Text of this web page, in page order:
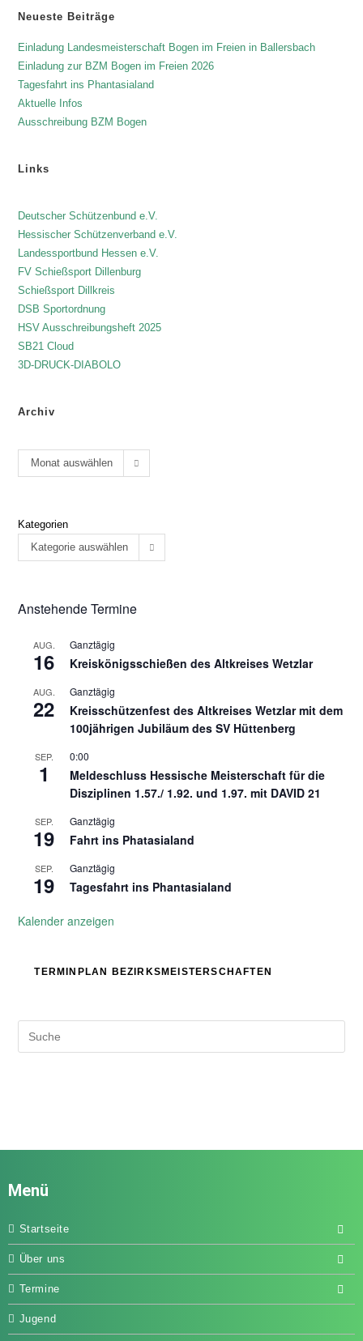
Neueste Beiträge
Einladung Landesmeisterschaft Bogen im Freien in Ballersbach
Einladung zur BZM Bogen im Freien 2026
Tagesfahrt ins Phantasialand
Aktuelle Infos
Ausschreibung BZM Bogen
Links
Deutscher Schützenbund e.V.
Hessischer Schützenverband e.V.
Landessportbund Hessen e.V.
FV Schießsport Dillenburg
Schießsport Dillkreis
DSB Sportordnung
HSV Ausschreibungsheft 2025
SB21 Cloud
3D-DRUCK-DIABOLO
Archiv
Monat auswählen
Kategorien
Kategorie auswählen
Anstehende Termine
AUG.
16
Ganztägig
Kreiskönigsschießen des Altkreises Wetzlar
AUG.
22
Ganztägig
Kreisschützenfest des Altkreises Wetzlar mit dem
100jährigen Jubiläum des SV Hüttenberg
SEP.
1
0:00
Meldeschluss Hessische Meisterschaft für die
Disziplinen 1.57./ 1.92. und 1.97. mit DAVID 21
SEP.
19
Ganztägig
Fahrt ins Phatasialand
SEP.
19
Ganztägig
Tagesfahrt ins Phantasialand
Kalender anzeigen
TERMINPLAN BEZIRKSMEISTERSCHAFTEN
Menü
Startseite
Über uns
Termine
Jugend